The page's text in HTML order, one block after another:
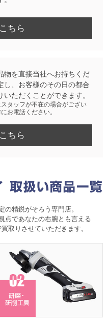
ちら
物を直接当社へお持ちくだ
し、お客様のその日の都合
いただくことができます。
タッフが不在の場合がござい
お電話ください。
ちら
の精鋭がそろう専門店。
点であなたの右腕とも言える
取りさせていただきます。